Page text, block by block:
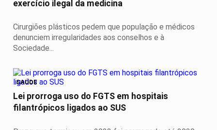
exercício ilegal da medicina
Cirurgiões plásticos pedem que população e médicos
denunciem irregularidades aos conselhos e à
Sociedade...
SAÚDE
Lei prorroga uso do FGTS em hospitais
filantrópicos ligados ao SUS